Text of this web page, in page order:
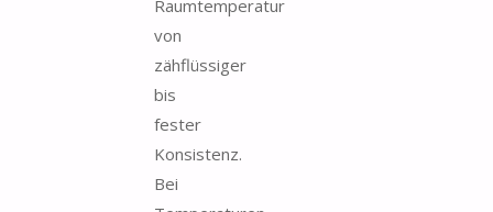
Raumtemperatur
von
zähflüssiger
bis
fester
Konsistenz.
Bei